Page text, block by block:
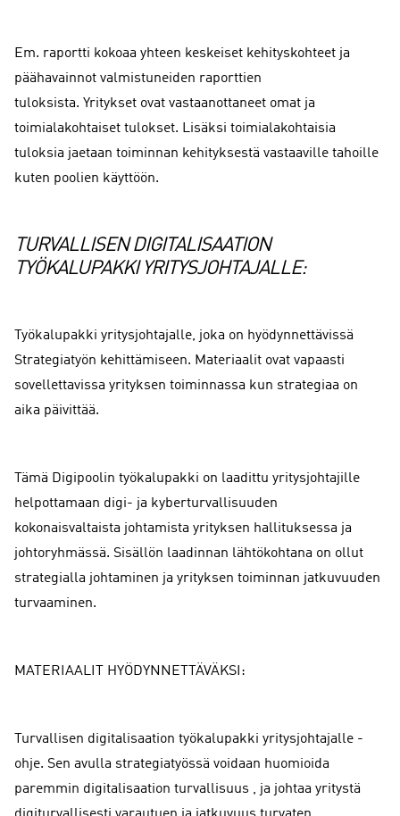
Em. raportti kokoaa yhteen keskeiset kehityskohteet ja
päähavainnot valmistuneiden raporttien
tuloksista. Yritykset ovat vastaanottaneet omat ja
toimialakohtaiset tulokset. Lisäksi toimialakohtaisia
tuloksia jaetaan toiminnan kehityksestä vastaaville tahoille
kuten poolien käyttöön.
TURVALLISEN DIGITALISAATION
TYÖKALUPAKKI YRITYSJOHTAJALLE:
Työkalupakki yritysjohtajalle, joka on hyödynnettävissä
Strategiatyön kehittämiseen. Materiaalit ovat vapaasti
sovellettavissa yrityksen toiminnassa kun strategiaa on
aika päivittää.
Tämä Digipoolin työkalupakki on laadittu yritysjohtajille
helpottamaan digi- ja kyberturvallisuuden
kokonaisvaltaista johtamista yrityksen hallituksessa ja
johtoryhmässä. Sisällön laadinnan lähtökohtana on ollut
strategialla johtaminen ja yrityksen toiminnan jatkuvuuden
turvaaminen.
MATERIAALIT HYÖDYNNETTÄVÄKSI:
Turvallisen digitalisaation työkalupakki yritysjohtajalle -
ohje. Sen avulla strategiatyössä voidaan huomioida
paremmin digitalisaation turvallisuus , ja johtaa yritystä